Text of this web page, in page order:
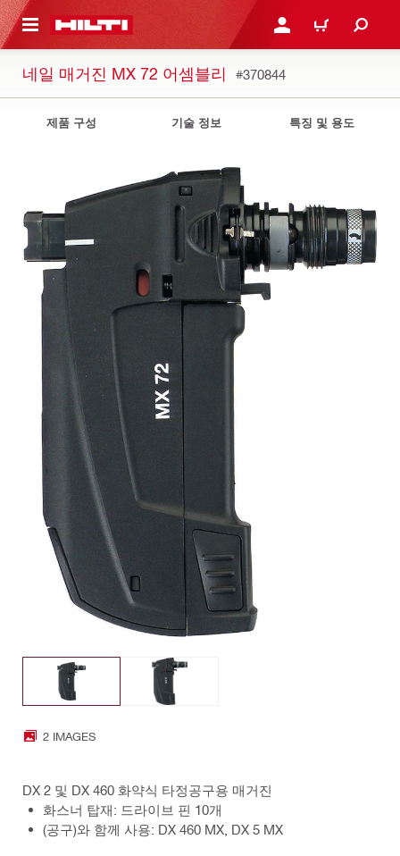
으로 건너뛰기 로그인 또는 회원가입
장바구니
네일 매거진 MX 72 어셈블리 #370844
제품 구성 기술 정보 특징 및 용도
2 IMAGES
DX 2 및 DX 460 화약식 타정공구용 매거진
화스너 탑재: 드라이브 핀 10개
(공구)와 함께 사용: DX 460 MX, DX 5 MX